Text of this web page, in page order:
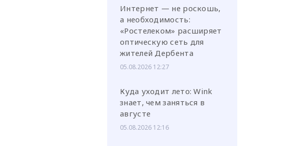
Интернет — не роскошь,
а необходимость:
«Ростелеком» расширяет
оптическую сеть для
жителей Дербента
05.08.2026 12:27
Куда уходит лето: Wink
знает, чем заняться в
августе
05.08.2026 12:16